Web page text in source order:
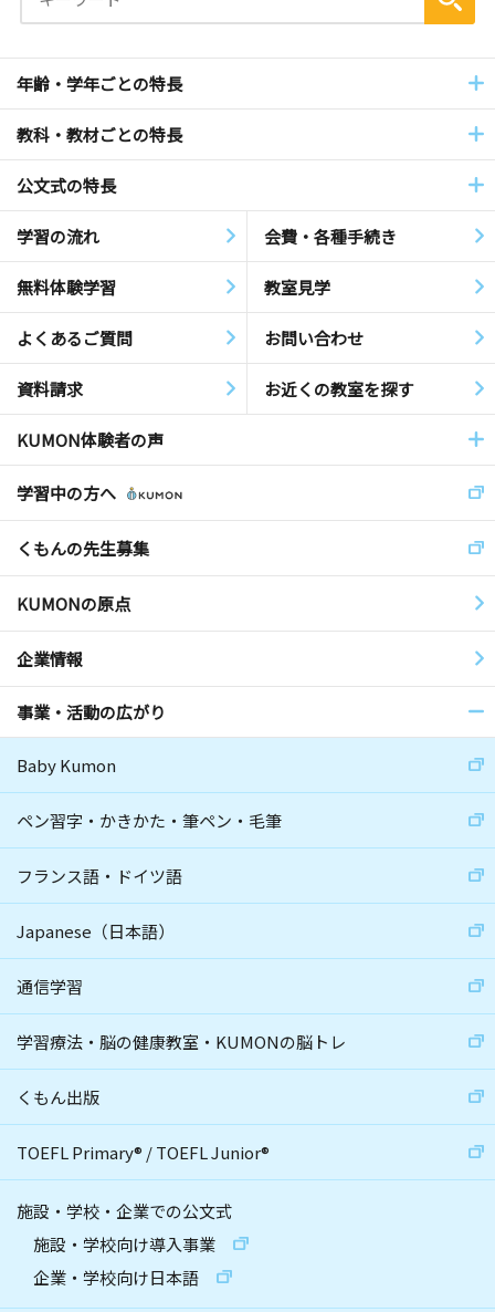
年齢・学年ごとの特長
教科・教材ごとの特長
公文式の特長
学習の流れ 会費・各種手続き
無料体験学習 教室見学
よくあるご質問 お問い合わせ
資料請求 お近くの教室を探す
KUMON体験者の声
学習中の方へ
くもんの先生募集
KUMONの原点
企業情報
事業・活動の広がり
Baby Kumon
ペン習字・かきかた・筆ペン・毛筆
フランス語・ドイツ語
Japanese（日本語）
通信学習
学習療法・脳の健康教室・KUMONの脳トレ
くもん出版
TOEFL Primary® /TOEFL Junior®
施設・学校・企業での公文式
施設・学校向け導入事業
企業・学校向け日本語